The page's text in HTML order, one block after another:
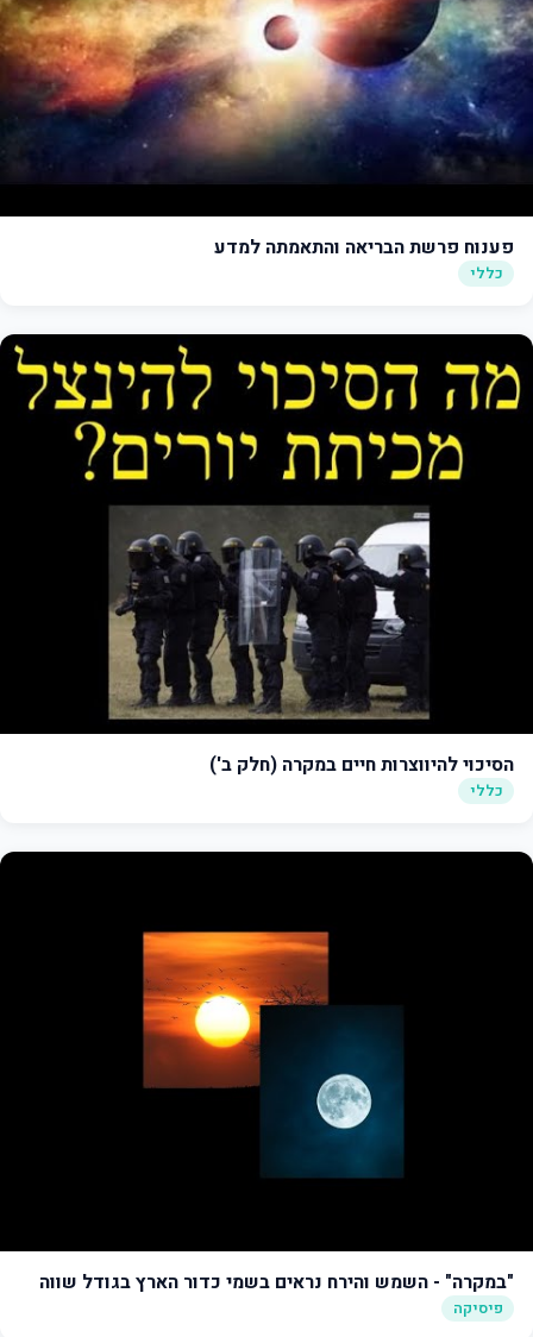
פענוח פרשת הבריאה והתאמתה למדע
כללי
הסיכוי להיווצרות חיים במקרה (חלק ב')
כללי
"במקרה" - השמש והירח נראים בשמי כדור הארץ בגודל שווה
פיסיקה